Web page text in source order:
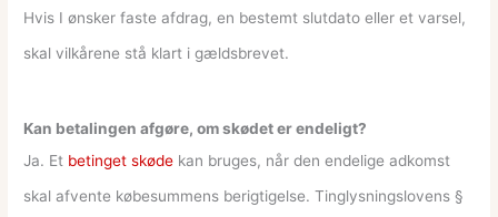
Hvis I ønsker faste afdrag, en bestemt slutdato eller et varsel,
skal vilkårene stå klart i gældsbrevet.
Kan betalingen afgøre, om skødet er endeligt?
Ja. Et betinget skøde kan bruges, når den endelige adkomst
skal afvente købesummens berigtigelse. Tinglysningslovens §